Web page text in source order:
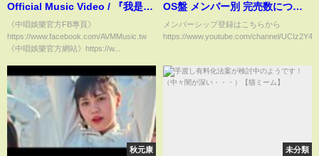
Official Music Video / 『我是羅
美玲』專輯
《中唱娛樂官方FB專頁》
https://www.facebook.com/AVMMusic.tw​​
《中唱娛樂官方網站》https://w...
OS盤 メンバー別 完売数につい
て48古参が思うこと【AKB48/ま
さかのConfession/握手会】
メンバーシップ登録はこちらから
https://www.youtube.com/channel/
秋元康 未分類